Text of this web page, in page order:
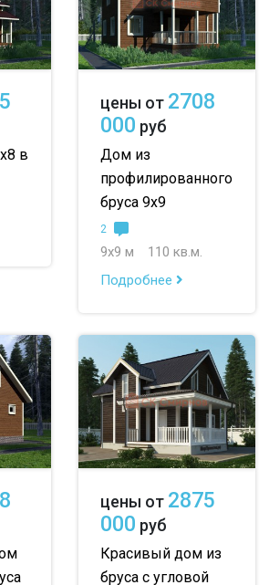
в
цены от 2708
000 руб
Дом из
профилированного
бруса 9х9
2
9х9 м
110 кв.м.
Подробнее
цены от 2875
000 руб
Красивый дом из
бруса с угловой